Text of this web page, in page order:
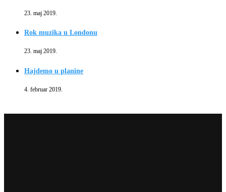
23. maj 2019.
Rok muzika u Londonu
23. maj 2019.
Hajdemo u planine
4. februar 2019.